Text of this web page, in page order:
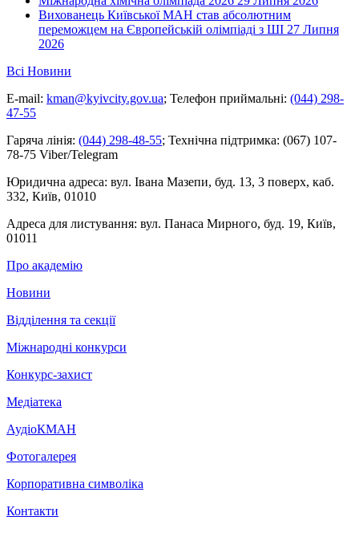
Вихованець Київської МАН став абсолютним
переможцем на Європейській олімпіаді з ШІ 27 Липня
2026
Всі Новини
E-mail: kman@kyivcity.gov.ua; Телефон приймальні: (044) 298-
47-55
Гаряча лінія: (044) 298-48-55; Технічна підтримка: (067) 107-
78-75 Viber/Telegram
Юридична адреса: вул. Івана Мазепи, буд. 13, 3 поверх, каб.
332, Київ, 01010
Адреса для листування: вул. Панаса Мирного, буд. 19, Київ,
01011
Про академію
Новини
Відділення та секції
Міжнародні конкурси
Конкурс-захист
Медіатека
АудіоКМАН
Фотогалерея
Корпоративна символіка
Контакти